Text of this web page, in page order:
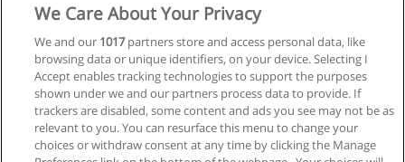
Siguiente
We Care About Your Privacy
We and our 1017partners store and access personal data, like
browsing data or unique identifiers, on your device. Selecting I
Accept enables tracking technologies to support the purposes
shown under we and our partners process data to provide. If
trackers are disabled, some content and ads you see may not be as
relevant to you. You can resurface this menu to change your
choices or withdraw consent at any time by clicking the Manage